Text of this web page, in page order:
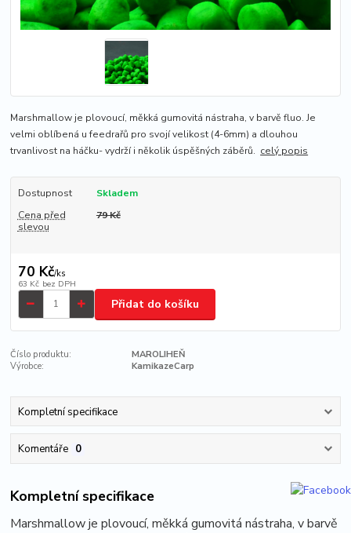
Marshmallow je plovoucí, měkká gumovitá nástraha, v barvě fluo. Je
velmi oblíbená u feedrařů pro svojí velikost (4-6mm) a dlouhou
trvanlivost na háčku- vydrží i několik úspěšných záběrů. celý popis
Dostupnost
Skladem
Cena před
slevou
79 Kč
70 Kč/ks
63 Kč bez DPH
Přidat do košíku
Číslo produktu:
MAROLIHEŇ
Výrobce:
KamikazeCarp
Kompletní specifikace
Komentáře 0
Kompletní specifikace
Marshmallow je plovoucí, měkká gumovitá nástraha, v barvě